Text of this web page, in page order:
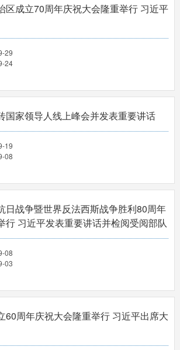
区成立70周年庆祝大会隆重举行 习近平
29
24
国家领导人线上峰会并发表重要讲话
19
08
日战争暨世界反法西斯战争胜利80周年
行 习近平发表重要讲话并检阅受阅部队
08
03
60周年庆祝大会隆重举行 习近平出席大